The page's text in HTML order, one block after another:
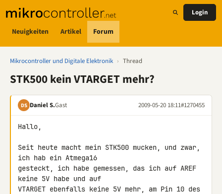
Neuigkeiten Artikel Forum
Login
Mikrocontroller und Digitale Elektronik › Thread
STK500 kein VTARGET mehr?
DS Daniel S.Gast 2009-05-20 18:11#1270455
Hallo,
Seit heute macht mein STK500 mucken, und zwar,
ich hab ein Atmega16
gesteckt, ich habe gemessen, das ich auf AREF
keine 5V habe und auf
VTARGET ebenfalls keine 5V mehr, am Pin 10 des